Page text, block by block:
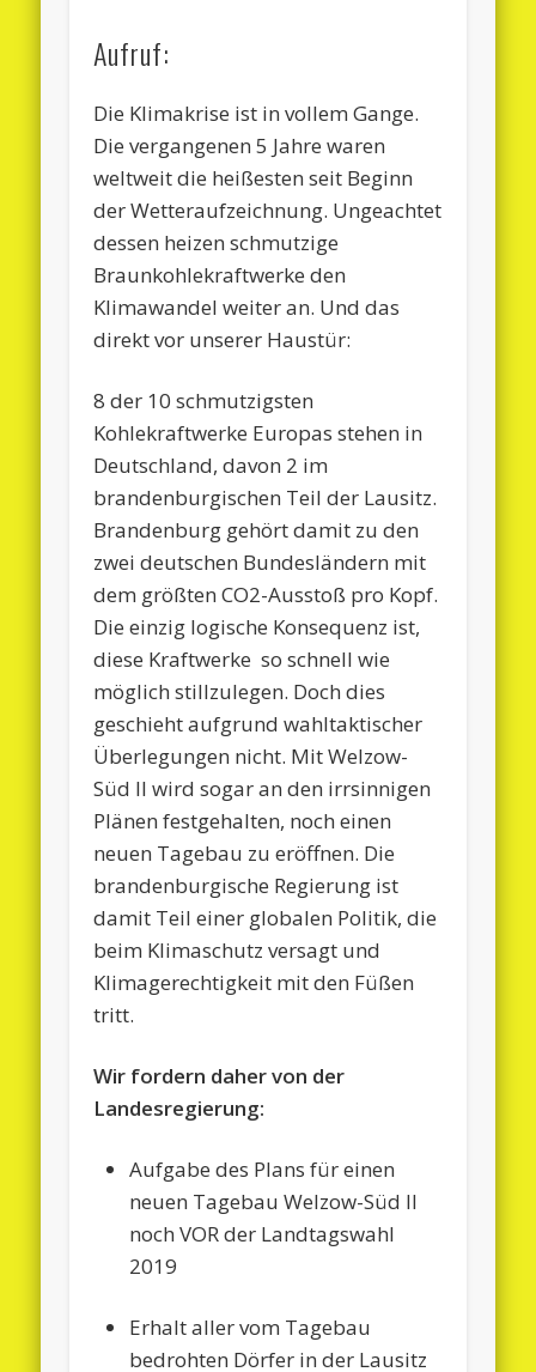
Aufruf:
Die Klimakrise ist in vollem Gange.
Die vergangenen 5 Jahre waren
weltweit die heißesten seit Beginn
der Wetteraufzeichnung. Ungeachtet
dessen heizen schmutzige
Braunkohlekraftwerke den
Klimawandel weiter an. Und das
direkt vor unserer Haustür:
8 der 10 schmutzigsten
Kohlekraftwerke Europas stehen in
Deutschland, davon 2 im
brandenburgischen Teil der Lausitz.
Brandenburg gehört damit zu den
zwei deutschen Bundesländern mit
dem größten CO2-Ausstoß pro Kopf.
Die einzig logische Konsequenz ist,
diese Kraftwerke so schnell wie
möglich stillzulegen. Doch dies
geschieht aufgrund wahltaktischer
Überlegungen nicht. Mit Welzow-
Süd II wird sogar an den irrsinnigen
Plänen festgehalten, noch einen
neuen Tagebau zu eröffnen. Die
brandenburgische Regierung ist
damit Teil einer globalen Politik, die
beim Klimaschutz versagt und
Klimagerechtigkeit mit den Füßen
tritt.
Wir fordern daher von der
Landesregierung:
Aufgabe des Plans für einen
neuen Tagebau Welzow-Süd II
noch VOR der Landtagswahl
2019
Erhalt aller vom Tagebau
bedrohten Dörfer in der Lausitz